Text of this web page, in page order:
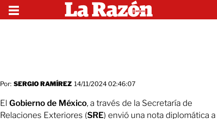
Por: SERGIO RAMÍREZ 14/11/2024 02:46:07
El Gobierno de México, a través de la Secretaría de
Relaciones Exteriores (SRE) envió una nota diplomática a